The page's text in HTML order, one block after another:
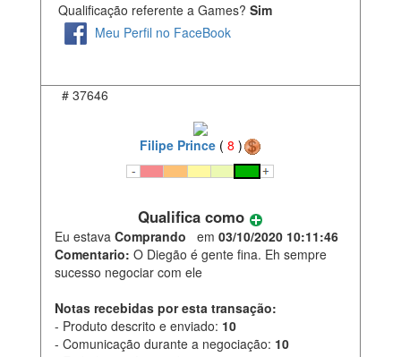
Qualificação referente a Games? Sim
Meu Perfil no FaceBook
# 37646
Filipe Prince ( 8 )
Qualifica como
Eu estava Comprando em 03/10/2020 10:11:46
Comentario: O Diegão é gente fina. Eh sempre
sucesso negociar com ele
Notas recebidas por esta transação:
- Produto descrito e enviado: 10
- Comunicação durante a negociação: 10